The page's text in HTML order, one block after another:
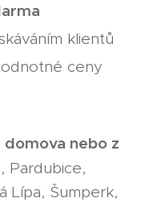
klientů
ceny
domova nebo z
Pardubice,
Lípa, Šumperk,